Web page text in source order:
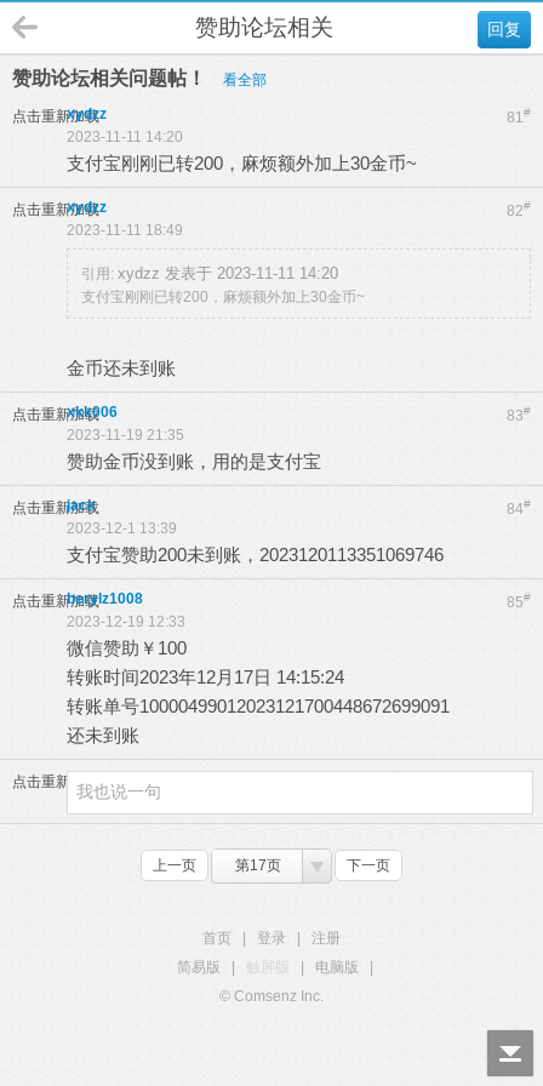
回复
赞助论坛相关
赞助论坛相关问题帖！ 看全部
点击重新加载 81#
xydzz
2023-11-11 14:20
支付宝刚刚已转200，麻烦额外加上30金币~
点击重新加载 82#
xydzz
2023-11-11 18:49
引用: xydzz 发表于 2023-11-11 14:20
支付宝刚刚已转200，麻烦额外加上30金币~
金币还未到账
点击重新加载 83#
xkk006
2023-11-19 21:35
赞助金币没到账，用的是支付宝
点击重新加载 84#
jack
2023-12-1 13:39
支付宝赞助200未到账，2023120113351069746
点击重新加载 85#
berylz1008
2023-12-19 12:33
微信赞助￥100
转账时间2023年12月17日 14:15:24
转账单号10000499012023121700448672699091
还未到账
点击重新加载
上一页 第17页 下一页
首页 登录
注册
简易版
触屏版 电脑版
© Comsenz Inc.